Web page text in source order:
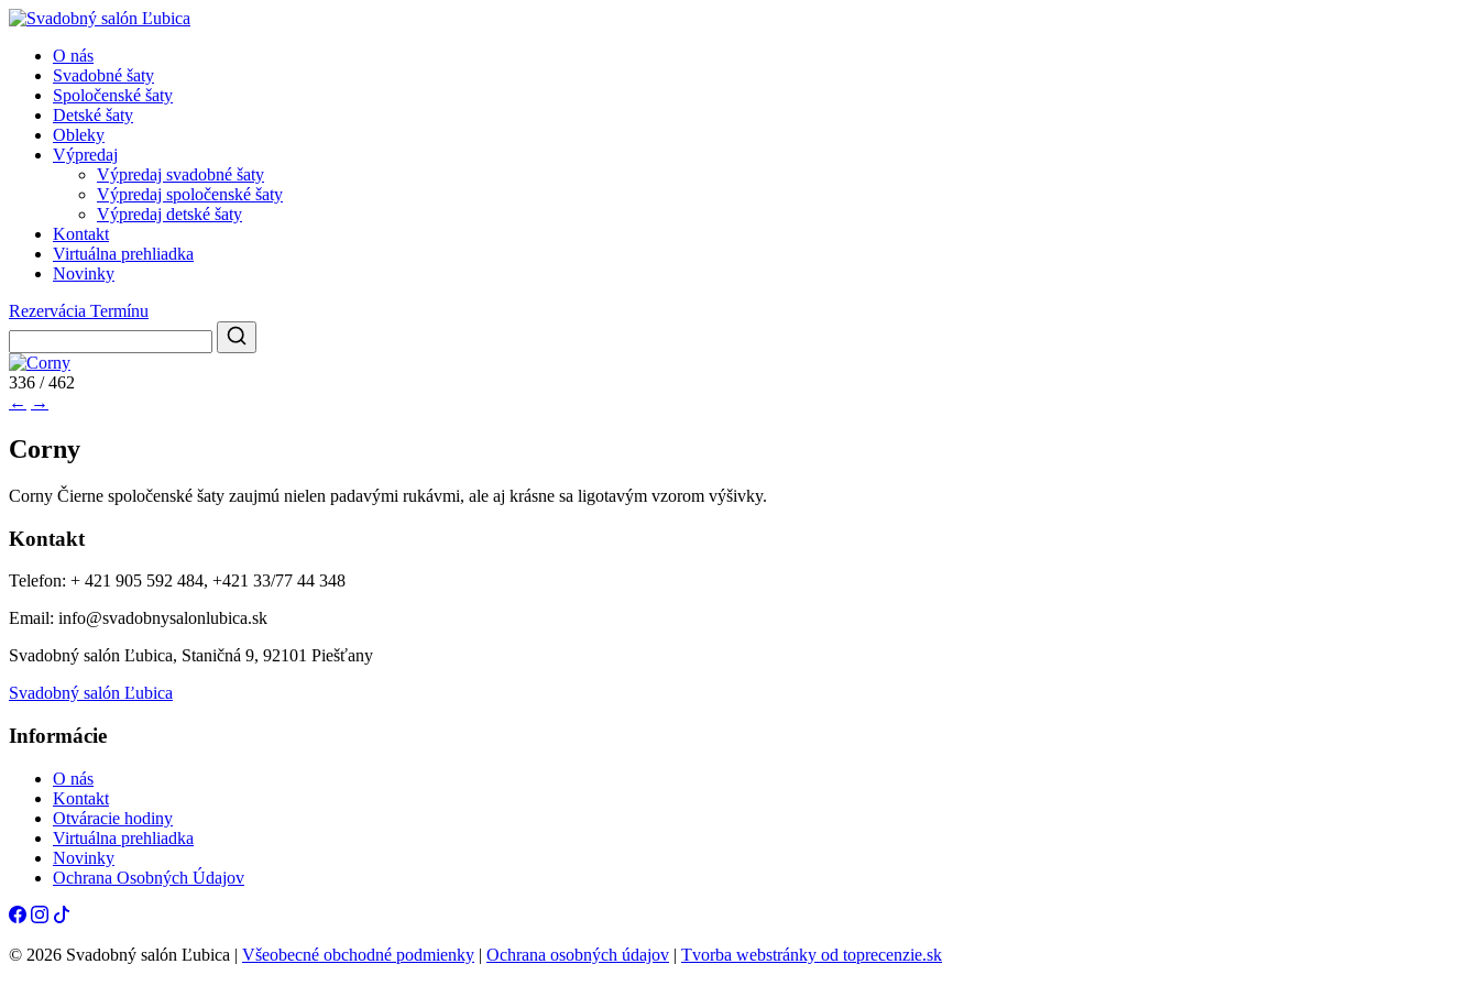
O nás
Svadobné šaty
Spoločenské šaty
Detské šaty
Obleky
Výpredaj
Výpredaj svadobné šaty
Výpredaj spoločenské šaty
Výpredaj detské šaty
Kontakt
Virtuálna prehliadka
Novinky
Rezervácia Termínu
336 / 462
← →
Corny
Corny Čierne spoločenské šaty zaujmú nielen padavými rukávmi, ale aj krásne sa ligotavým vzorom výšivky.
Kontakt
Telefon: + 421 905 592 484, +421 33/77 44 348
Email: info@svadobnysalonlubica.sk
Svadobný salón Ľubica, Staničná 9, 92101 Piešťany
Svadobný salón Ľubica
Informácie
O nás
Kontakt
Otváracie hodiny
Virtuálna prehliadka
Novinky
Ochrana Osobných Údajov
© 2026 Svadobný salón Ľubica | Všeobecné obchodné podmienky | Ochrana osobných údajov | Tvorba webstránky od toprecenzie.sk